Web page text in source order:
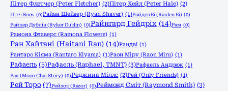
Пітер Флетчер (Peter Fletcher) (2)Пітер Хейл (Peter Hale) (2)
Пітч Блек (0)Райан Шейвер (Ryan Shaver) (1)Райден Еі (Raiden Ei) (0)
Райкер Дублін (Ryker Dublin) (0)Райнгард Гейдріх (14)Рам (0)
Рамона Флаверс (Ramona Flowers) (1)
Ран Хайтані (Haitani Ran) (14)Рандві (1)
Рантаро Кіяма (Rantaro Kiyama) (1)Раон Міру (Raon Miru) (1)
Рафаель (5)Рафаель (Raphael, TMNT) (3)Рафаель Андрюк (1)
Рая (Moon Chai Story) (0)Реджина Міллс (2)Рей (Only Friends) (1)
Рей Торо (7)Рейзор (Razor) (0)Реймонд Сміт (Raymond Smith) (3)